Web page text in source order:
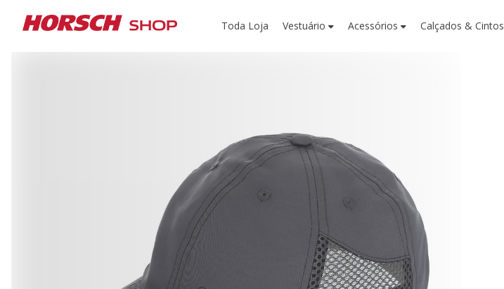
Toda Loja Vestuário Acessórios Calçados & Cintos